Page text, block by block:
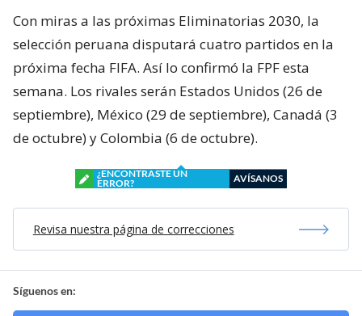
Con miras a las próximas Eliminatorias 2030, la
selección peruana disputará cuatro partidos en la
próxima fecha FIFA. Así lo confirmó la FPF esta
semana. Los rivales serán Estados Unidos (26 de
septiembre), México (29 de septiembre), Canadá (3
de octubre) y Colombia (6 de octubre).
¿ENCONTRASTE UN
ERROR?
AVÍSANOS
Revisa nuestra página de correcciones
Síguenos en: